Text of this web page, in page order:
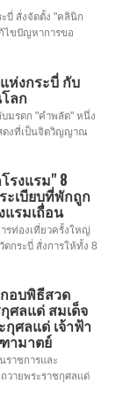
บี่ สั่งจัดตั้ง "คลินิก
ไขปัญหาการขอ
ห่งกระบี่ กับ
ลก
มรดก "คำพลัด" หนึ่ง
สดงที่เป็นจิตวิญญาณ
รงแรม" 8
ะเบียบที่พักถูก
รมเถื่อน
รท่องเที่ยวครั้งใหญ่
ดกระบี่ สั่งการให้ทั้ง 8
อบพิธีสวด
ศลแด่ สมเด็จ
ศลแด่ เจ้าฟ้า
ามาตย์
ราชการและ
วายพระราชกุศลแด่